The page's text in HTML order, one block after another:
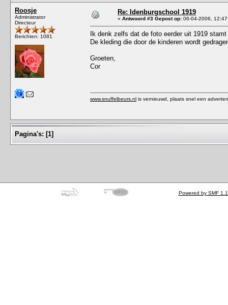
Roosje
Administrator
Directeur
Berichten: 1081
Re: Idenburgschool 1919
« Antwoord #3 Gepost op: 06-04-2006,
Ik denk zelfs dat de foto eerder uit 1919
De kleding die door de kinderen wordt
Groeten,
Cor
www.snuffelbeurs.nl is vernieuwd, plaats snel een
Pagina's: [1]
Powered by SMF